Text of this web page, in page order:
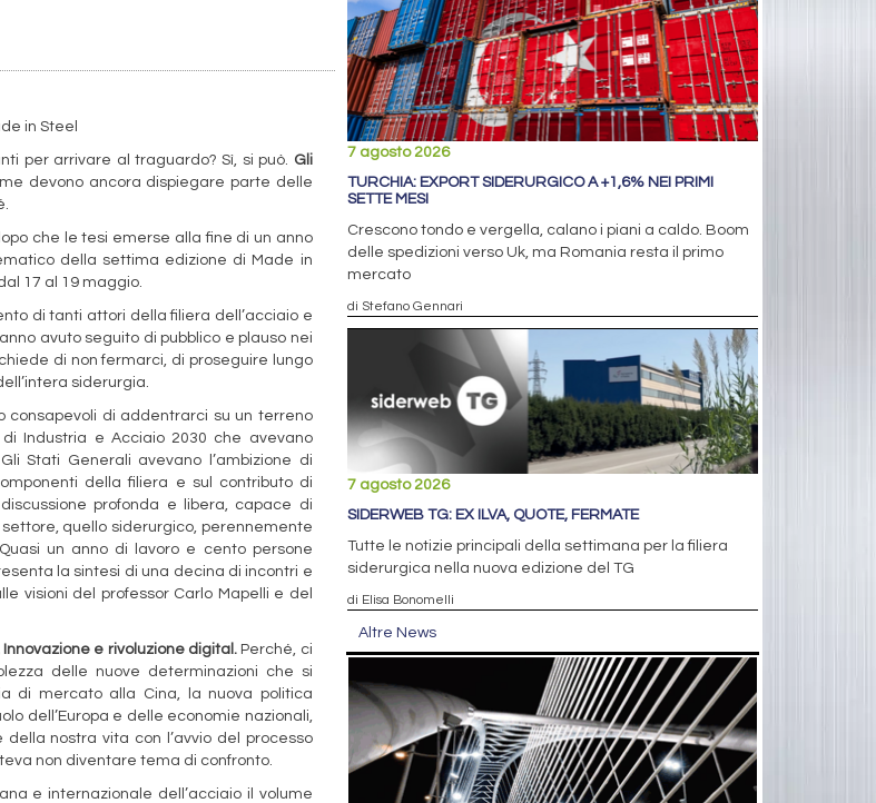
in Steel
per arrivare al traguardo? Sì, si può. Gli
devono ancora dispiegare parte delle
che le tesi emerse alla fine di un anno
della settima edizione di Made in
17 al 19 maggio.
di tanti attori della filiera dell’acciaio e
avuto seguito di pubblico e plauso nei
di non fermarci, di proseguire lungo
siderurgia.
consapevoli di addentrarci su un terreno
Industria e Acciaio 2030 che avevano
Stati Generali avevano l’ambizione di
della filiera e sul contributo di
profonda e libera, capace di
quello siderurgico, perennemente
un anno di lavoro e cento persone
la sintesi di una decina di incontri e
visioni del professor Carlo Mapelli e del
e rivoluzione digital.Perché, ci
delle nuove determinazioni che si
di mercato alla Cina, la nuova politica
dell’Europa e delle economie nazionali,
nostra vita con l’avvio del processo
non diventare tema di confronto.
e internazionale dell’acciaio il volume
7 agosto 2026
TURCHIA: EXPORT SIDERURGICO A +1,6% NEI PRIMI
SETTE MESI
Crescono tondo e vergella, calano i piani a caldo. Boom
delle spedizioni verso Uk, ma Romania resta il primo
mercato
di Stefano Gennari
7 agosto 2026
SIDERWEB TG: EX ILVA, QUOTE, FERMATE
Tutte le notizie principali della settimana per la filiera
siderurgica nella nuova edizione del TG
di Elisa Bonomelli
Altre News